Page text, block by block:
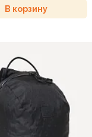
В корзину